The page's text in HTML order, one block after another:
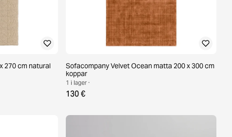
270 cm natural
Sofacompany Velvet Ocean matta 200 x 300 cm
koppar
1 i lager ·
130 €